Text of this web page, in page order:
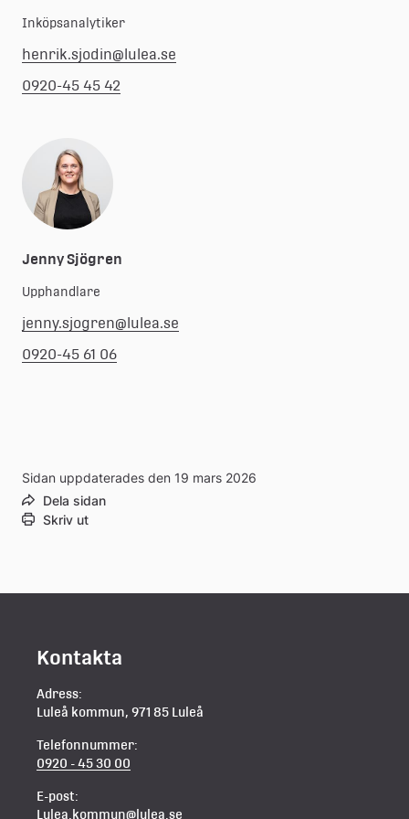
Inköpsanalytiker
henrik.sjodin@lulea.se
0920-45 45 42
Jenny Sjögren
Upphandlare
jenny.sjogren@lulea.se
0920-45 61 06
Sidan uppdaterades den 19 mars 2026
Dela sidan
Skriv ut
Kontakta
Adress:
Luleå kommun, 971 85 Luleå
Telefonnummer:
0920 - 45 30 00
E-post:
Lulea.kommun@lulea.se